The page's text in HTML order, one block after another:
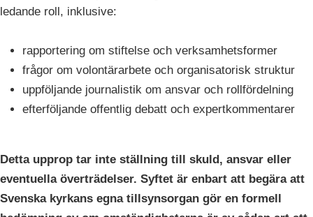
ledande roll, inklusive:
rapportering om stiftelse och verksamhetsformer
frågor om volontärarbete och organisatorisk struktur
uppföljande journalistik om ansvar och rollfördelning
efterföljande offentlig debatt och expertkommentarer
Detta upprop tar inte ställning till skuld, ansvar eller
eventuella överträdelser. Syftet är enbart att begära att
Svenska kyrkans egna tillsynsorgan gör en formell